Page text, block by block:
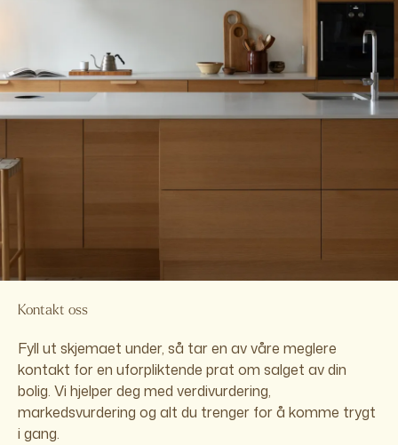
Kontakt oss
Fyll ut skjemaet under, så tar en av våre meglere
kontakt for en uforpliktende prat om salget av din
bolig. Vi hjelper deg med verdivurdering,
markedsvurdering og alt du trenger for å komme trygt
i gang.